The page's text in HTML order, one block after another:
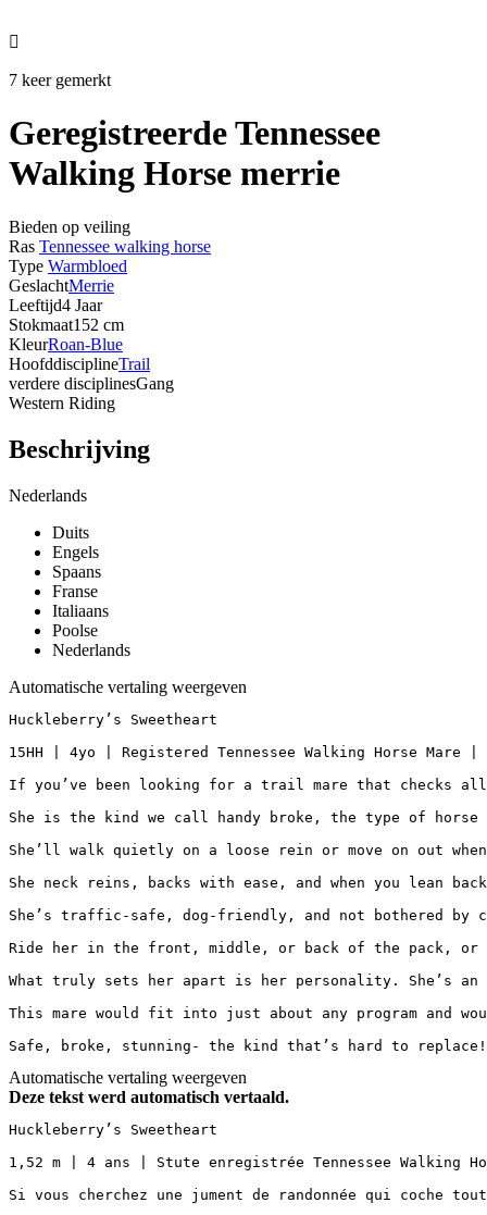

7 keer gemerkt
Geregistreerde Tennessee
Walking Horse merrie
Bieden op veiling
Ras Tennessee walking horse
Type Warmbloed
GeslachtMerrie
Leeftijd4 Jaar
Stokmaat152 cm
KleurRoan-Blue
HoofddisciplineTrail
verdere disciplinesGang
Western Riding
Beschrijving
Nederlands
Duits
Engels
Spaans
Franse
Italiaans
Poolse
Nederlands
Automatische vertaling weergeven
Huckleberry’s Sweetheart
15HH | 4yo | Registered Tennessee Walking Horse Mare |
If you’ve been looking for a trail mare that checks
She is the kind we call handy broke, the type of
She’ll walk quietly on a loose rein or move on out
She neck reins, backs with ease, and when you lean
She’s traffic-safe, dog-friendly, and not bothered by
Ride her in the front, middle, or back of the pack, or
What truly sets her apart is her personality. She’s
This mare would fit into just about any program and
Safe, broke, stunning- the kind that’s hard to replace!
Automatische vertaling weergeven
Deze tekst werd automatisch vertaald.
Huckleberry’s Sweetheart
1,52 m | 4 ans | Stute enregistrée Tennessee Walking
Si vous cherchez une jument de randonnée qui coche